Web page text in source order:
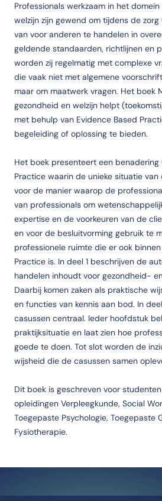
Professionals werkzaam in het
welzijn zijn gewend om tijdens de
van voor anderen te handelen in
geldende standaarden, richtlijnen en
worden zij regelmatig met complexe
die vaak niet met algemene
maar om maatwerk vragen. Het boek
gezondheid en welzijn helpt
met behulp van Evidence Based
begeleiding of oplossing te bieden.
Het boek presenteert een benadering
Practice waarin de unieke situatie
voor de manier waarop de
van professionals om
expertise en de voorkeuren van de
en voor de besluitvorming gebruik te
professionele ruimte die er ook
Practice is. In deel 1 beschrijven de
handelen inhoudt voor gezondheid-
Daarbij komen zaken als praktische
en functies van kennis aan bod. In
casussen centraal. Ieder hoofdstuk
praktijksituatie en laat zien hoe
goede te doen. Tot slot worden de
wijsheid die de casussen samen
Dit boek is geschreven voor
opleidingen Verpleegkunde, Social
Toegepaste Psychologie, Toegepaste
Fysiotherapie.